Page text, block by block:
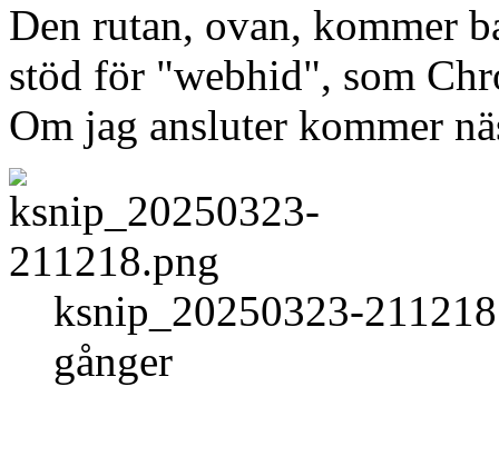
Den rutan, ovan, kommer
stöd för "webhid", som
Om jag ansluter kommer
ksnip_20250323-
gånger